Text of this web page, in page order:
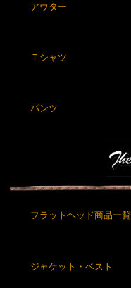
アウター
Ｔシャツ
パンツ
フラットヘッド商品一覧
ジャケット・ベスト